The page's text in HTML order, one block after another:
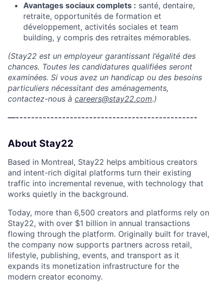
Avantages sociaux complets : santé, dentaire,
retraite, opportunités de formation et
développement, activités sociales et team
building, y compris des retraites mémorables.
(Stay22 est un employeur garantissant l’égalité des
chances. Toutes les candidatures qualifiées seront
examinées. Si vous avez un handicap ou des besoins
particuliers nécessitant des aménagements,
contactez-nous à careers@stay22.com.)
—-----------------------------------------------
About Stay22
Based in Montreal, Stay22 helps ambitious creators
and intent-rich digital platforms turn their existing
traffic into incremental revenue, with technology that
works quietly in the background.
Today, more than 6,500 creators and platforms rely on
Stay22, with over $1 billion in annual transactions
flowing through the platform. Originally built for travel,
the company now supports partners across retail,
lifestyle, publishing, events, and transport as it
expands its monetization infrastructure for the
modern creator economy.